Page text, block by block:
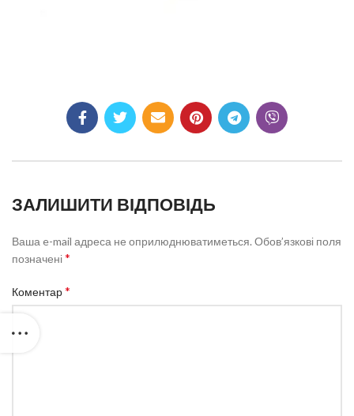
ЗАЛИШИТИ ВІДПОВІДЬ
Ваша e-mail адреса не оприлюднюватиметься. Обов’язкові поля
позначені*
Коментар*